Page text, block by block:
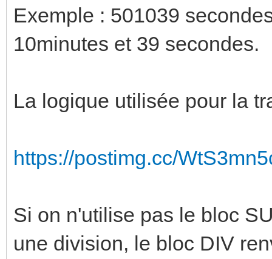
Exemple : 501039
10minutes et 39 secondes.
La logique utilisée pour la
https://postimg.cc/
Si on n'utilise pas le bloc
une division, le bloc DIV